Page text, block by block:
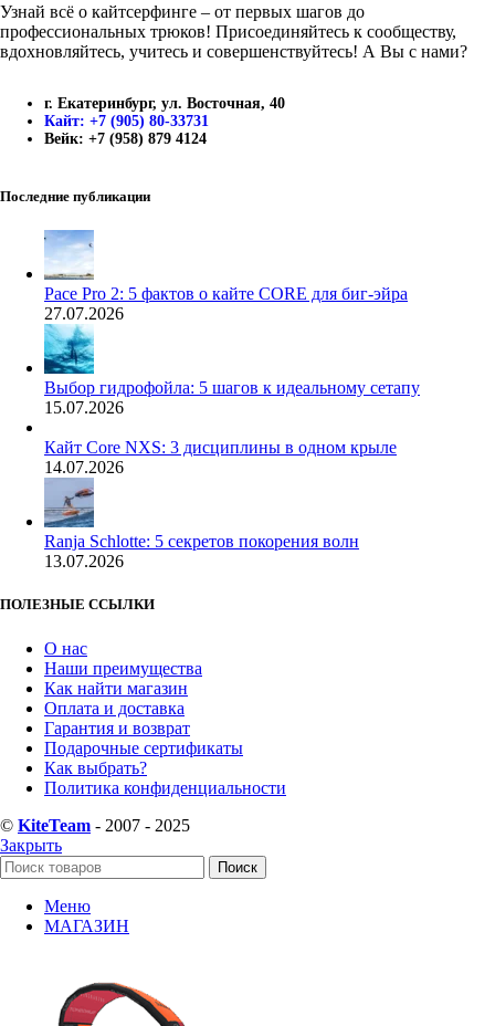
Узнай всё о кайтсерфинге – от первых шагов до
профессиональных трюков! Присоединяйтесь к сообществу,
вдохновляйтесь, учитесь и совершенствуйтесь! А Вы с нами?
г. Екатеринбург, ул. Восточная, 40
Кайт: +7 (905) 80-33731
Вейк: +7 (958) 879 4124
Последние публикации
Pace Pro 2: 5 фактов о кайте CORE для биг-эйра
27.07.2026
Выбор гидрофойла: 5 шагов к идеальному сетапу
15.07.2026
Кайт Core NXS: 3 дисциплины в одном крыле
14.07.2026
Ranja Schlotte: 5 секретов покорения волн
13.07.2026
ПОЛЕЗНЫЕ ССЫЛКИ
О нас
Наши преимущества
Как найти магазин
Оплата и доставка
Гарантия и возврат
Подарочные сертификаты
Как выбрать?
Политика конфиденциальности
© KiteTeam - 2007 - 2025
Закрыть
Поиск
Меню
МАГАЗИН